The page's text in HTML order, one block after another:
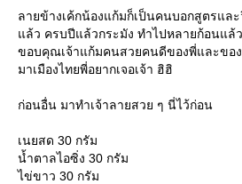
ลายข้างเค้กน้องแก้มก็เป็นคนบอกสูตรแล
แล้ว ครบปีแล้วกระมัง ทำไปหลายก้อนแล้
ขอบคุณเจ้าแก้มคนสวยคนดีของพี่และขอ
มาเมืองไทยพี่อยากเจอเจ้า ฮิฮิ
ก่อนอื่น มาทำเจ้าลายสวย ๆ นี่ไว้ก่อน
เนยสด 30 กรัม
น้ำตาลไอซิ่ง 30 กรัม
ไข่ขาว 30 กรัม